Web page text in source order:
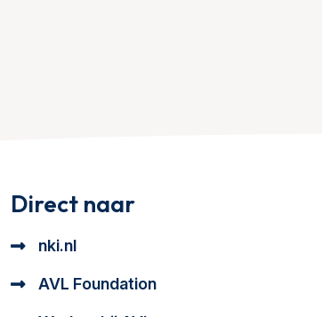
Direct naar
nki.nl
AVL Foundation